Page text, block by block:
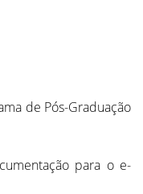
de Pós-Graduação
para o e-